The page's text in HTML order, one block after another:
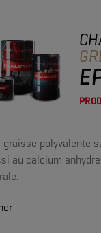
graisse polyvalente
au calcium